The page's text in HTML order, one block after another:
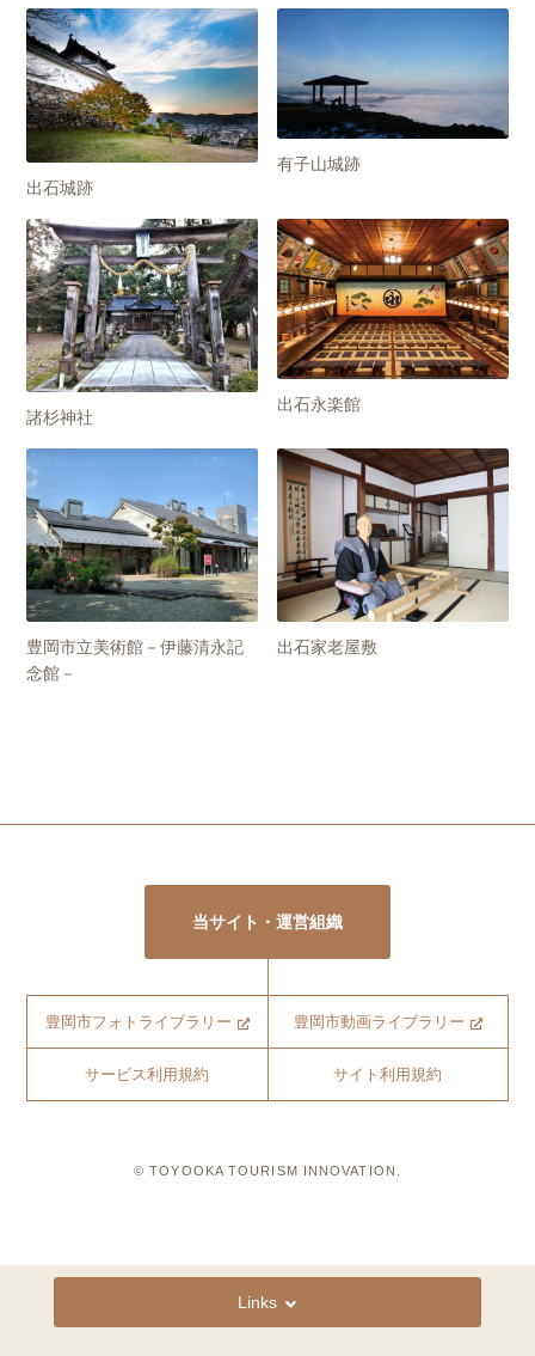
出石城跡
有子山城跡
諸杉神社
出石永楽館
豊岡市立美術館－伊藤清永記
念館－
出石家老屋敷
当サイト・運営組織
豊岡市フォトライブラリー 豊岡市動画ライブラリー
サービス利用規約 サイト利用規約
© TOYOOKA TOURISM INNOVATION.
Links